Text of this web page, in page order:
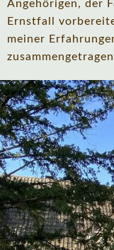
Angehörigen, der
Ernstfall
meiner